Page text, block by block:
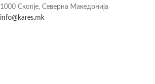
1000 Скопје, Северна Македонија
info@kares.mk